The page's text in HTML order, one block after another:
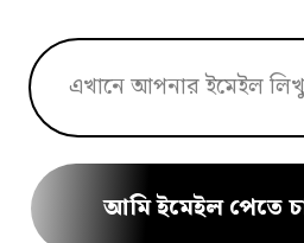
আমি ইমেইল পেতে